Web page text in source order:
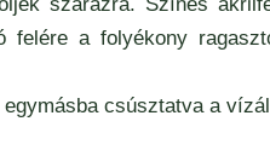
felére a folyékony
csúsztatva a